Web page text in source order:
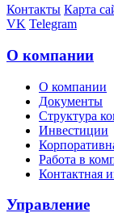
Контакты Карта
VK Telegram
О компании
О компании
Документы
Структура
Инвестиции
Работа в
Контактная
Управление